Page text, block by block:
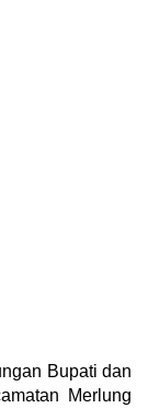
Bupati dan
Merlung